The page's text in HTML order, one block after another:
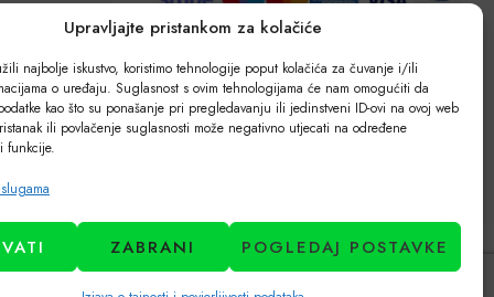
Upravljajte pristankom za kolačiće
najbolje iskustvo, koristimo tehnologije poput kolačića za čuvanje i/ili
o uređaju. Suglasnost s ovim tehnologijama će nam omogućiti da
kao što su ponašanje pri pregledavanju ili jedinstveni ID-ovi na ovoj web
ili povlačenje suglasnosti može negativno utjecati na određene
funkcije.
ZABRANI POGLEDAJ POSTAVKE